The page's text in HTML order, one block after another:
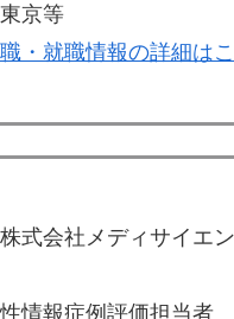
京等
・就職情報の詳細は
株式会社メディサイエ
性情報症例評価担当者